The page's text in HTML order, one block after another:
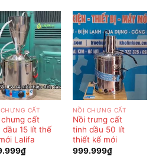
CẤT
chưng cất
dầu 15 lít thế
Lalifa
₫
NỒI CHƯNG CẤT
Nồi trưng cất
tinh dầu 50 lít
thiết kế mới
999.999₫